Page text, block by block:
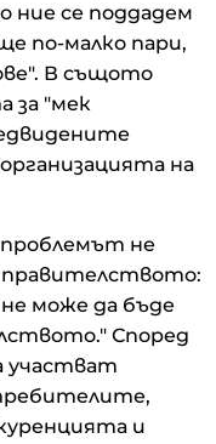
ние се поддадем
по-малко пари,
В същото
за "мек
на
не
може да бъде
Според
участват
и